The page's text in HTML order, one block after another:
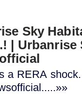
Sky
| Urbanrise
a RERA